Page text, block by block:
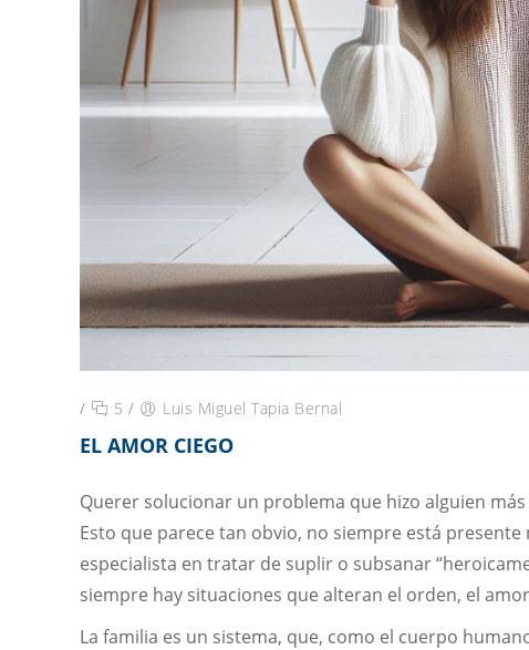
/ 5 / Luis Miguel Tapia Bernal
EL AMOR CIEGO
Querer solucionar un problema que hizo alguien
Esto que parece tan obvio, no siempre está
especialista en tratar de suplir o subsanar
siempre hay situaciones que alteran el orden, el
La familia es un sistema, que, como el cuerpo